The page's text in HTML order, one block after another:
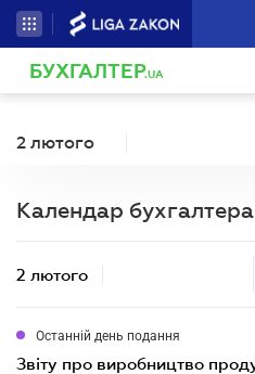
БУХГАЛТЕР.UA
2 лютого
Календар бухгалтера
2 лютого
Останній день подання
звіту про виробництво продукції тваринництва та